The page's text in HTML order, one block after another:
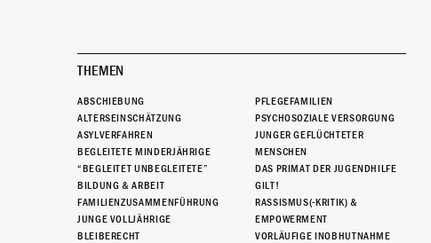
THEMEN
ABSCHIEBUNG
ALTERSEINSCHÄTZUNG
ASYLVERFAHREN
BEGLEITETE MINDERJÄHRIGE
“BEGLEITET UNBEGLEITETE”
BILDUNG & ARBEIT
FAMILIENZUSAMMENFÜHRUNG
JUNGE VOLLJÄHRIGE
BLEIBERECHT
PFLEGEFAMILIEN
PSYCHOSOZIALE VERSORGUNG
JUNGER GEFLÜCHTETER
MENSCHEN
DAS PRIMAT DER JUGENDHILFE
GILT!
RASSISMUS(-KRITIK) &
EMPOWERMENT
VORLÄUFIGE INOBHUTNAHME